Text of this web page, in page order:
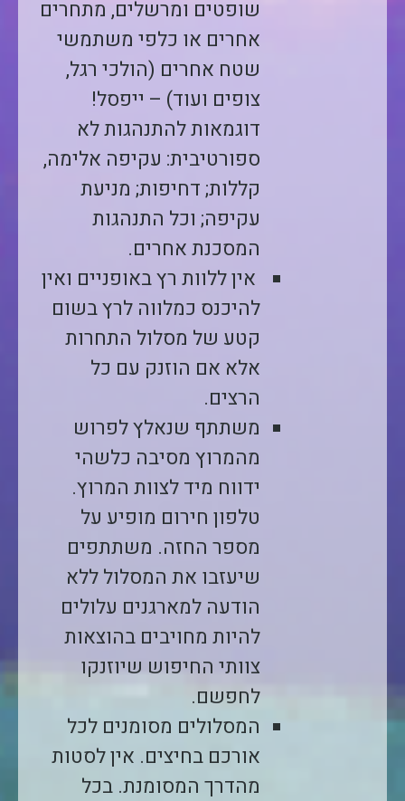
שופטים ומרשלים, מתחרים
אחרים או כלפי משתמשי
שטח אחרים (הולכי רגל,
צופים ועוד) – ייפסל!
דוגמאות להתנהגות לא
ספורטיבית: עקיפה אלימה,
קללות; דחיפות; מניעת
עקיפה; וכל התנהגות
המסכנת אחרים.
אין ללוות רץ באופניים ואין
להיכנס כמלווה לרץ בשום
קטע של מסלול התחרות
אלא אם הוזנק עם כל
הרצים.
משתתף שנאלץ לפרוש
מהמרוץ מסיבה כלשהי
ידווח מיד לצוות המרוץ.
טלפון חירום מופיע על
מספר החזה. משתתפים
שיעזבו את המסלול ללא
הודעה למארגנים עלולים
להיות מחויבים בהוצאות
צוותי החיפוש שיוזנקו
לחפשם.
המסלולים מסומנים לכל
אורכם בחיצים. אין לסטות
מהדרך המסומנת. בכל